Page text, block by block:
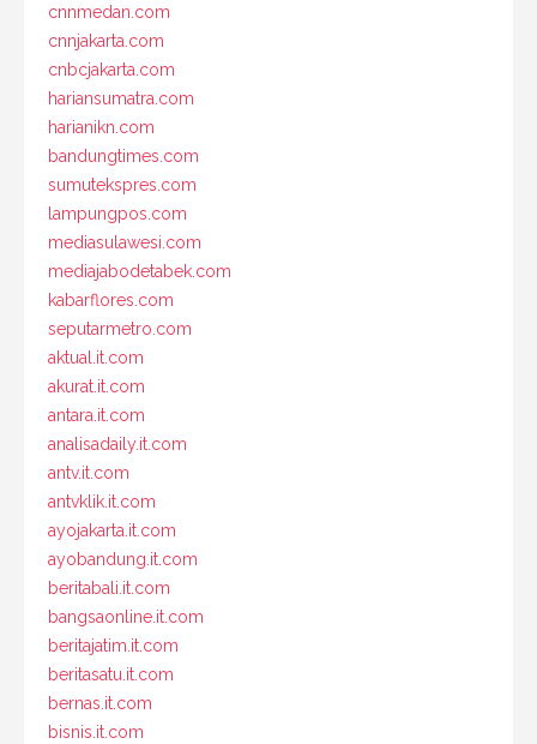
cnnmedan.com
cnnjakarta.com
cnbcjakarta.com
hariansumatra.com
harianikn.com
bandungtimes.com
sumutekspres.com
lampungpos.com
mediasulawesi.com
mediajabodetabek.com
kabarflores.com
seputarmetro.com
aktual.it.com
akurat.it.com
antara.it.com
analisadaily.it.com
antv.it.com
antvklik.it.com
ayojakarta.it.com
ayobandung.it.com
beritabali.it.com
bangsaonline.it.com
beritajatim.it.com
beritasatu.it.com
bernas.it.com
bisnis.it.com